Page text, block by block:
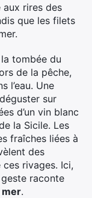
aux rires des
que les filets
tombée du
de la pêche,
l’eau. Une
sur
d’un vin blanc
la Sicile. Les
fraîches liées à
des
rivages. Ici,
raconte
mer.